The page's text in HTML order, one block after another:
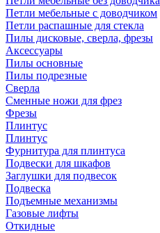
Петли мебельные с доводчиком
Петли распашные для стекла
Пилы дисковые, сверла, фрезы
Аксессуары
Пилы основные
Пилы подрезные
Сверла
Сменные ножи для фрез
Фрезы
Плинтус
Плинтус
Фурнитура для плинтуса
Подвески для шкафов
Заглушки для подвесок
Подвеска
Подъемные механизмы
Газовые лифты
Откидные